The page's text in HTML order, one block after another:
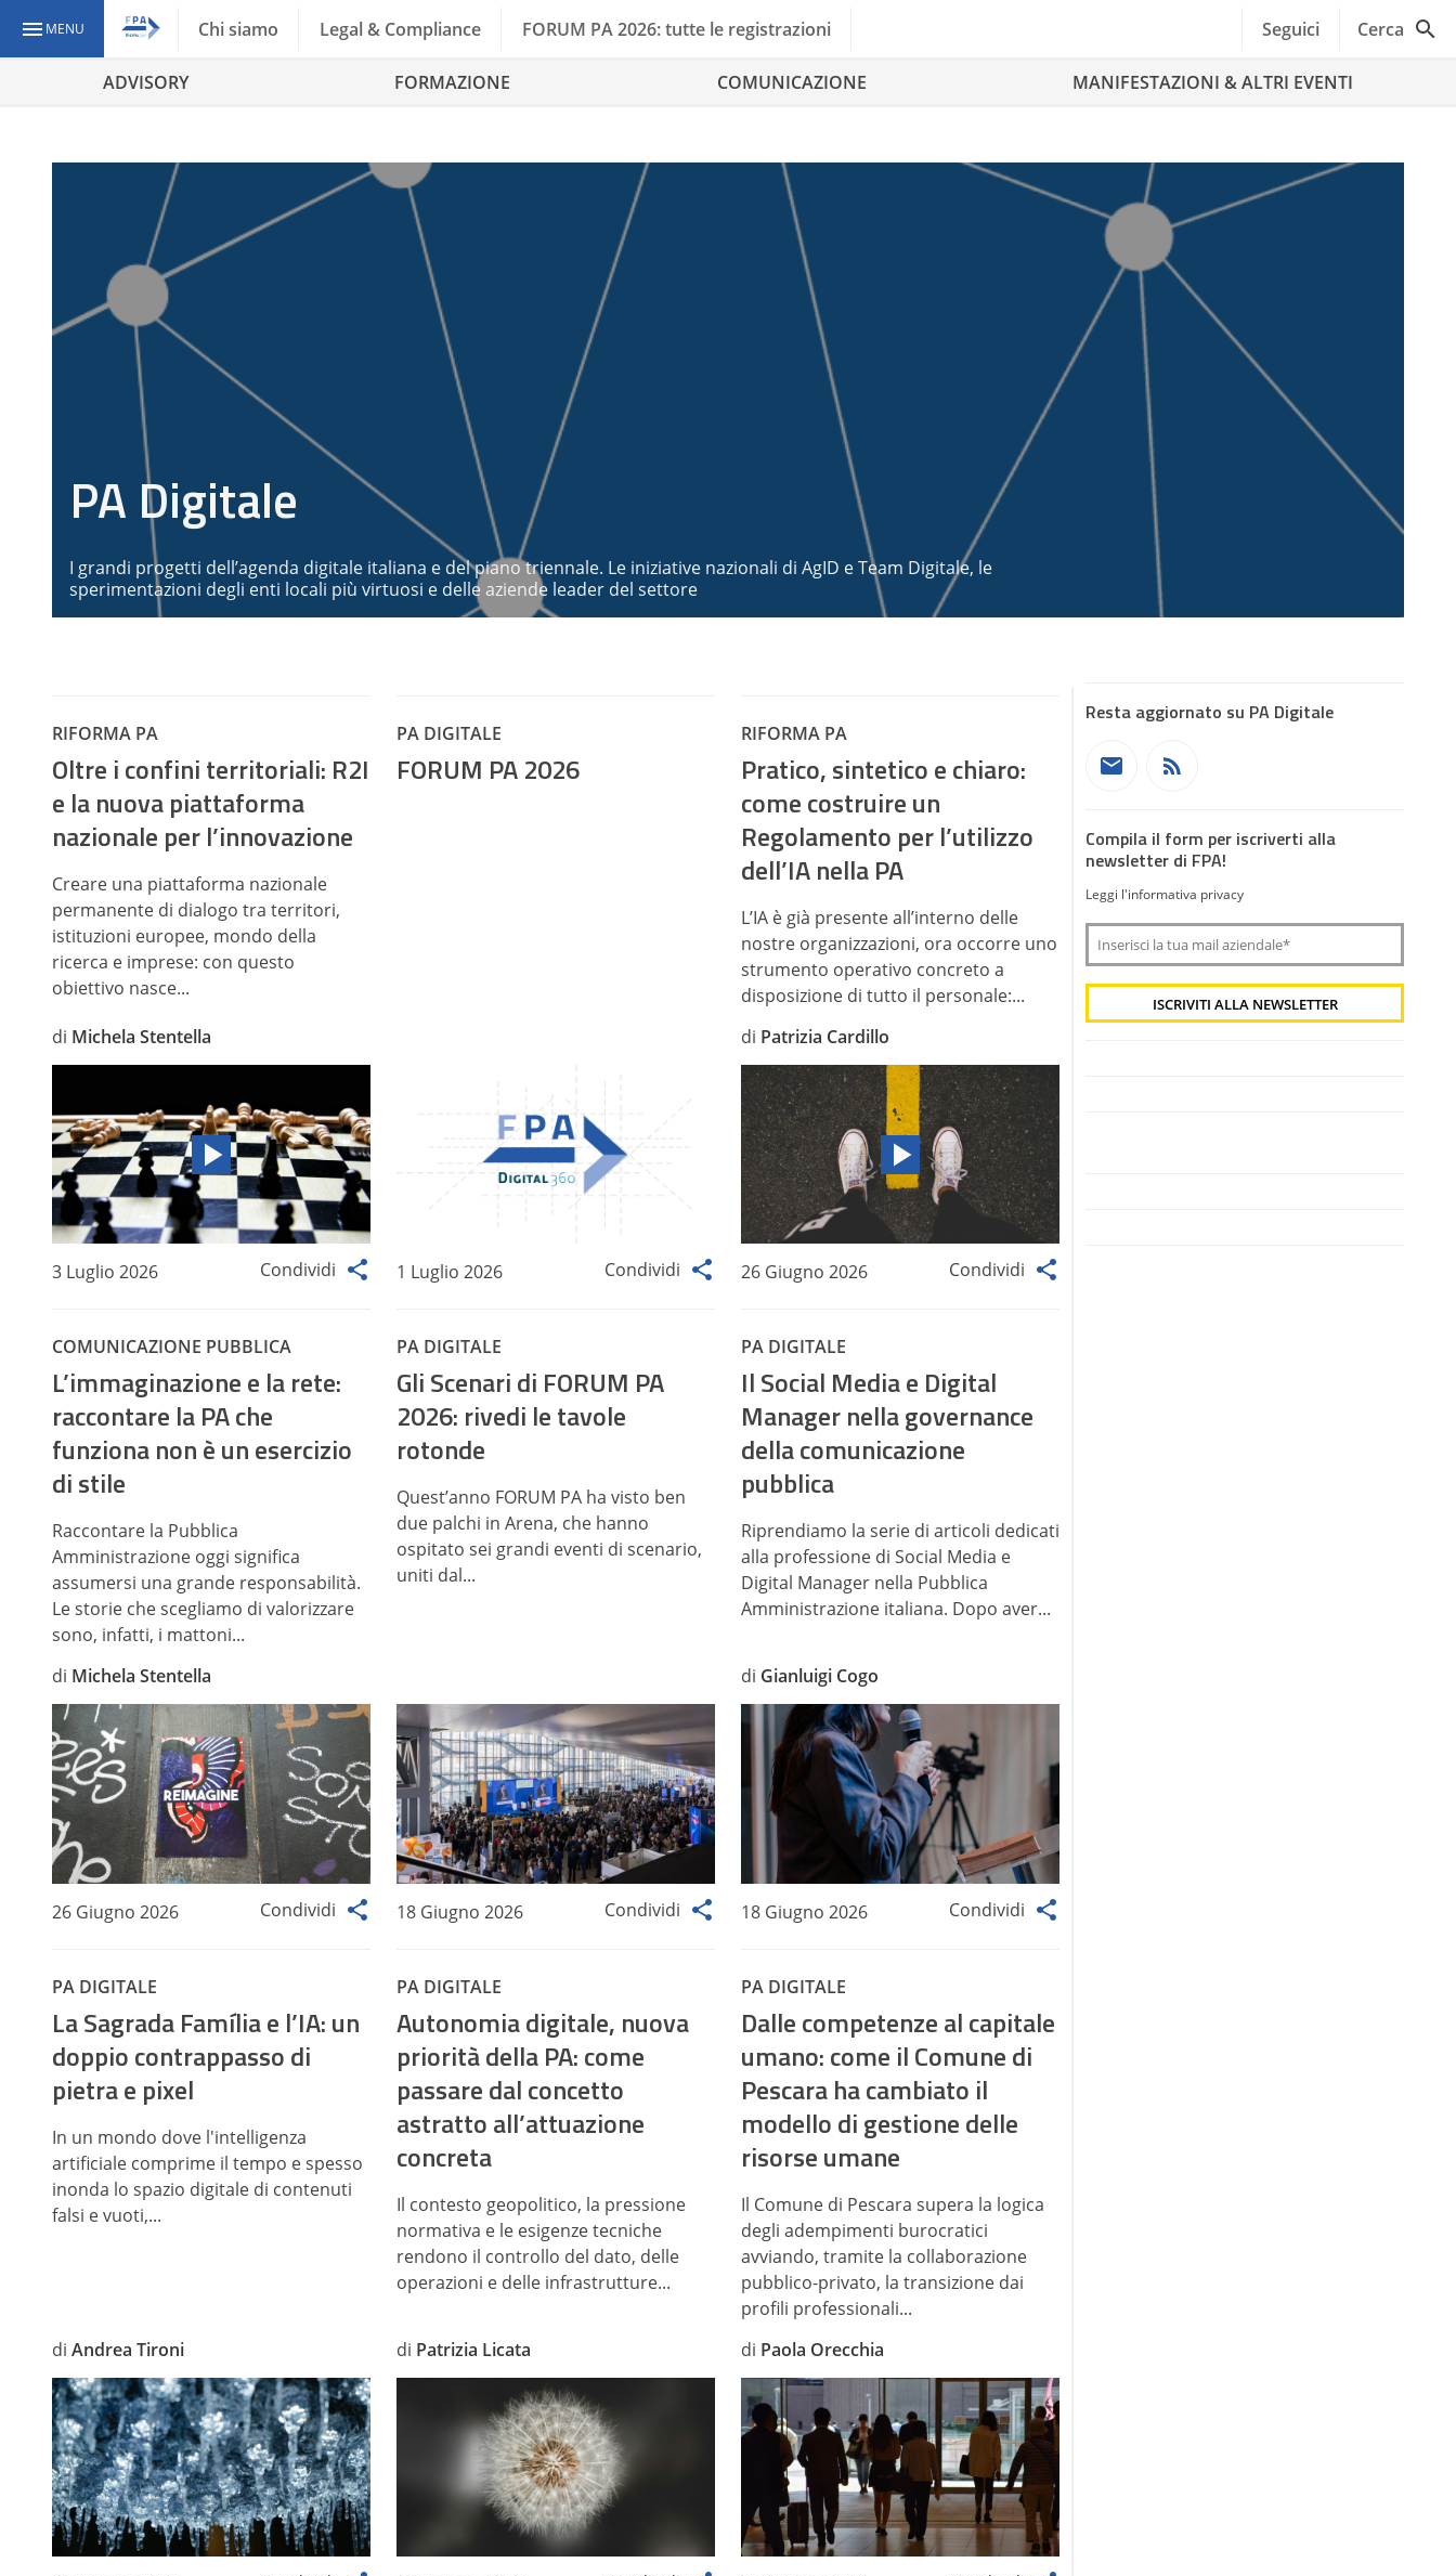
MENU Chi siamo Legal & Compliance FORUM PA 2026: tutte le registrazioni Seguici Cerca
ADVISORY FORMAZIONE COMUNICAZIONE MANIFESTAZIONI & ALTRI EVENTI
PA Digitale
I grandi progetti dell’agenda digitale italiana e del piano triennale. Le iniziative nazionali di AgID e Team Digitale, le
sperimentazioni degli enti locali più virtuosi e delle aziende leader del settore
RIFORMA PA
Oltre i confini territoriali: R2I
e la nuova piattaforma
nazionale per l’innovazione
Creare una piattaforma nazionale
permanente di dialogo tra territori,
istituzioni europee, mondo della
ricerca e imprese: con questo
obiettivo nasce...
di Michela Stentella
3 Luglio 2026 Condividi
PA DIGITALE
FORUM PA 2026
1 Luglio 2026 Condividi
RIFORMA PA
Pratico, sintetico e chiaro:
come costruire un
Regolamento per l’utilizzo
dell’IA nella PA
L’IA è già presente all’interno delle
nostre organizzazioni, ora occorre uno
strumento operativo concreto a
disposizione di tutto il personale:...
di Patrizia Cardillo
26 Giugno 2026 Condividi
COMUNICAZIONE PUBBLICA
L’immaginazione e la rete:
raccontare la PA che
funziona non è un esercizio
di stile
Raccontare la Pubblica
Amministrazione oggi significa
assumersi una grande responsabilità.
Le storie che scegliamo di valorizzare
sono, infatti, i mattoni...
di Michela Stentella
26 Giugno 2026 Condividi
PA DIGITALE
Gli Scenari di FORUM PA
2026: rivedi le tavole
rotonde
Quest’anno FORUM PA ha visto ben
due palchi in Arena, che hanno
ospitato sei grandi eventi di scenario,
uniti dal...
18 Giugno 2026 Condividi
PA DIGITALE
Il Social Media e Digital
Manager nella governance
della comunicazione
pubblica
Riprendiamo la serie di articoli dedicati
alla professione di Social Media e
Digital Manager nella Pubblica
Amministrazione italiana. Dopo aver...
di Gianluigi Cogo
18 Giugno 2026 Condividi
PA DIGITALE
La Sagrada Família e l’IA: un
doppio contrappasso di
pietra e pixel
In un mondo dove l'intelligenza
artificiale comprime il tempo e spesso
inonda lo spazio digitale di contenuti
falsi e vuoti,...
di Andrea Tironi
PA DIGITALE
Autonomia digitale, nuova
priorità della PA: come
passare dal concetto
astratto all’attuazione
concreta
Il contesto geopolitico, la pressione
normativa e le esigenze tecniche
rendono il controllo del dato, delle
operazioni e delle infrastrutture...
di Patrizia Licata
PA DIGITALE
Dalle competenze al capitale
umano: come il Comune di
Pescara ha cambiato il
modello di gestione delle
risorse umane
Il Comune di Pescara supera la logica
degli adempimenti burocratici
avviando, tramite la collaborazione
pubblico-privato, la transizione dai
profili professionali...
di Paola Orecchia
Resta aggiornato su PA Digitale
Compila il form per iscriverti alla
newsletter di FPA!
Leggi l'informativa privacy